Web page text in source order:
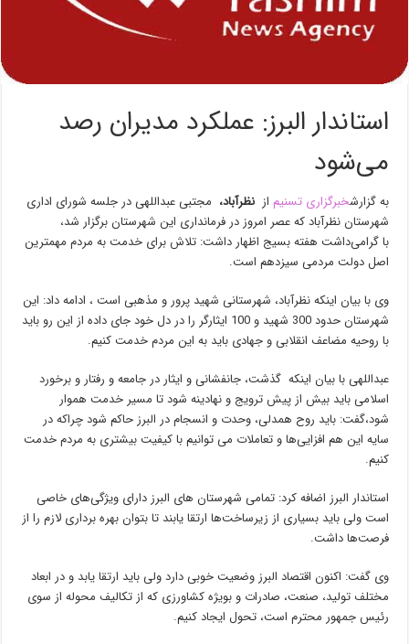
استاندار البرز: عملکرد مدیران رصد
می‌شود
به گزارشخبرگزاری تسنیم ازنظرآباد، مجتبی عبداللهی در جلسه شورای اداری
شهرستان نظرآباد که عصر امروز در فرمانداری این شهرستان برگزار شد،
با گرامی‌داشت هفته بسیج اظهار داشت: تلاش برای خدمت به مردم مهمترین
اصل دولت مردمی سیزدهم است.
وی با بیان اینکه نظرآباد، شهرستانی شهید پرور و مذهبی است ، ادامه داد: این
شهرستان حدود 300 شهید و 100 ایثارگر را در دل خود جای داده از این رو باید
با روحیه مضاعف انقلابی و جهادی باید به این مردم خدمت کنیم.
عبداللهی با بیان اینکه گذشت، جانفشانی و ایثار در جامعه و رفتار و برخورد
اسلامی باید بیش از پیش ترویج و نهادینه شود تا مسیر خدمت هموار
شود،گفت: باید روح همدلی، وحدت و انسجام در البرز حاکم شود چراکه در
سایه این هم افزایی‌ها و تعاملات می ‌توانیم با کیفیت بیشتری به مردم خدمت
کنیم.
استاندار البرز اضافه کرد: تمامی شهرستان های البرز دارای ویژگی‌های خاصی
است ولی باید بسیاری از زیرساخت‌ها ارتقا یابند تا بتوان بهره برداری لازم را از
فرصت‌ها داشت.
وی گفت: اکنون اقتصاد البرز وضعیت خوبی دارد ولی باید ارتقا یابد و در ابعاد
مختلف تولید، صنعت، صادرات و بویژه کشاورزی که از تکالیف محوله از سوی
رئیس جمهور محترم است، تحول ایجاد کنیم.